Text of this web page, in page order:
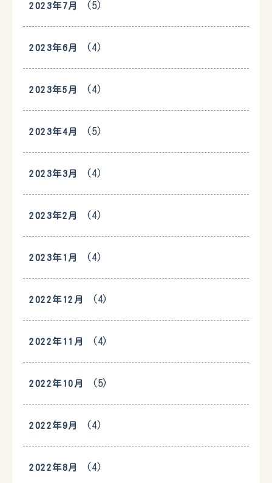
2023年7月 (5)
2023年6月 (4)
2023年5月 (4)
2023年4月 (5)
2023年3月 (4)
2023年2月 (4)
2023年1月 (4)
2022年12月 (4)
2022年11月 (4)
2022年10月 (5)
2022年9月 (4)
2022年8月 (4)